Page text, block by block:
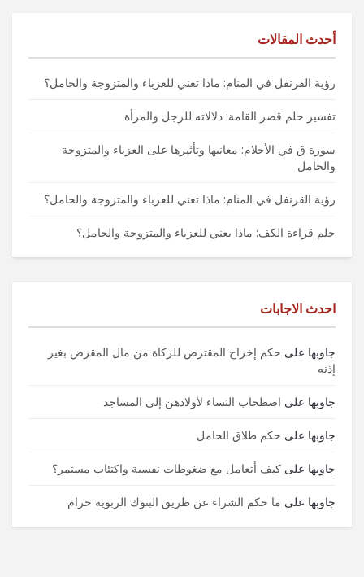
أحدث المقالات
رؤية القرنفل في المنام: ماذا تعني للعزباء والمتزوجة والحامل؟
تفسير حلم قصر القامة: دلالاته للرجل والمرأة
سورة ق في الأحلام: معانيها وتأثيرها على العزباء والمتزوجة
والحامل
رؤية القرنفل في المنام: ماذا تعني للعزباء والمتزوجة والحامل؟
حلم قراءة الكف: ماذا يعني للعزباء والمتزوجة والحامل؟
احدث الاجابات
جاوبها على حكم إخراج المقترض للزكاة من مال المقرض بغير
إذنه
جاوبها على اصطحاب النساء لأولادهن إلى المساجد
جاوبها على حكم طلاق الحامل
جاوبها على كيف أتعامل مع ضغوطات نفسية واكتئاب مستمر؟
جاوبها على ما حكم الشراء عن طريق البنوك الربوية حرام